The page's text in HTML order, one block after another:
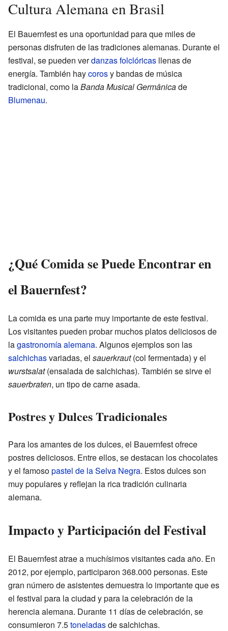
Cultura Alemana en Brasil
El Bauernfest es una oportunidad para que miles de
personas disfruten de las tradiciones alemanas. Durante el
festival, se pueden verdanzas folclóricas llenas de
energía. También haycorosy bandas de música
tradicional, como laBanda Musical Germânicade
Blumenau.
¿Qué Comida se Puede Encontrar en
el Bauernfest?
La comida es una parte muy importante de este festival.
Los visitantes pueden probar muchos platos deliciosos de
lagastronomía alemana. Algunos ejemplos son las
salchichasvariadas, el sauerkraut(col fermentada) y el
wurstsalat(ensalada de salchichas). También se sirve el
sauerbraten, un tipo de carne asada.
Postres y Dulces Tradicionales
Para los amantes de los dulces, el Bauernfest ofrece
postres deliciosos. Entre ellos, se destacan los chocolates
y el famosopastel de la Selva Negra. Estos dulces son
muy populares y reflejan la rica tradición culinaria
alemana.
Impacto y Participación del Festival
El Bauernfest atrae a muchísimos visitantes cada año. En
2012, por ejemplo, participaron 368.000 personas. Este
gran número de asistentes demuestra lo importante que es
el festival para la ciudad y para la celebración de la
herencia alemana. Durante 11 días de celebración, se
consumieron 7.5toneladasde salchichas.